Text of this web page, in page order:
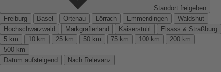
Standort freigeben
Freiburg
Basel Ortenau Lörrach Emmendingen
Waldshut
Hochschwarzwald
Markgräflerland Kaiserstuhl
Elsass & Straßburg
5 km
10 km 25 km 50 km 75 km 100 km
200 km
500 km
Datum aufsteigend
Nach Relevanz